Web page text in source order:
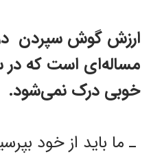
ارزش گوش سپردن در
مساله‌ای است که در
خوبی درک نمی‌شود. ‏
ـ ما باید از خود